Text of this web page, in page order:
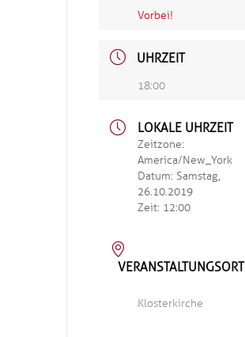
Vorbei!
UHRZEIT
18:00
LOKALE UHRZEIT
Zeitzone:
America/New_York
Datum: Samstag,
26.10.2019
Zeit: 12:00
VERANSTALTUNGSORT
Klosterkirche